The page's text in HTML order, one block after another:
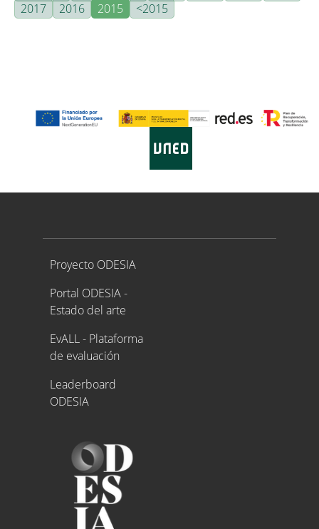
2017
2016 2015 <2015
Proyecto ODESIA
Proyecto ODESIA
Portal ODESIA -
Estado del arte
EvALL - Plataforma
de evaluación
Leaderboard
ODESIA